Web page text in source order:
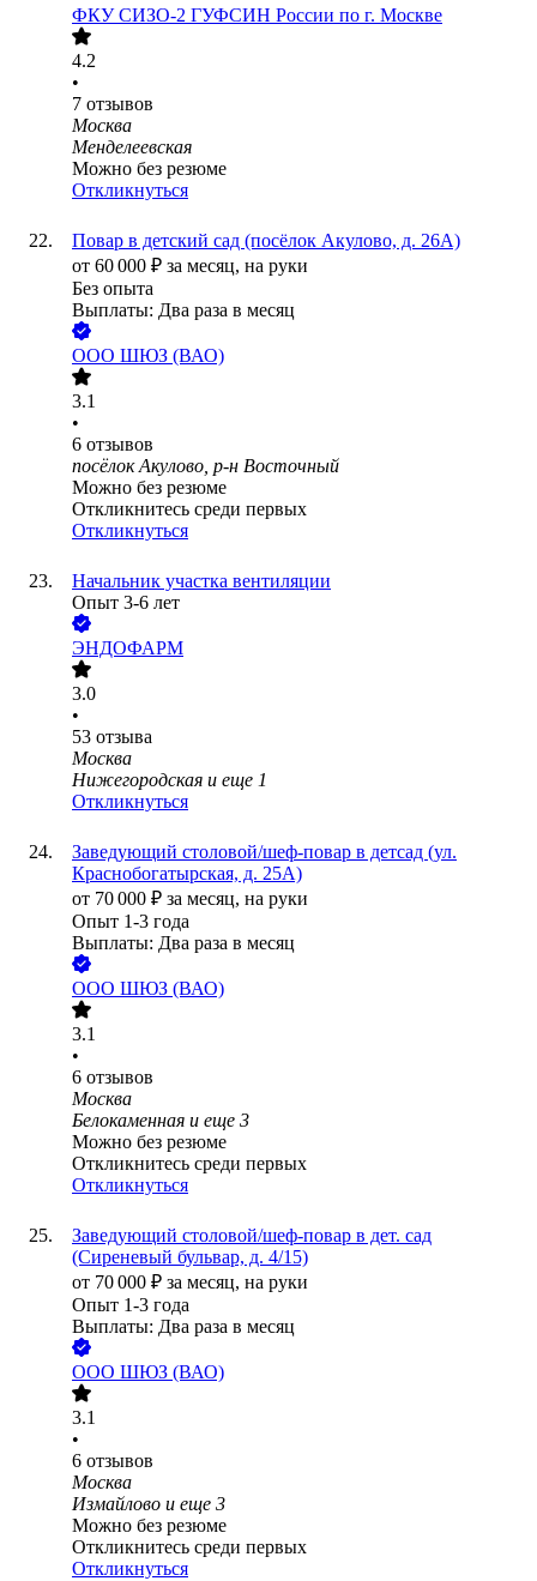
ФКУ СИЗО-2 ГУФСИН России по г. Москве
4.2
•
7 отзывов
Москва
Менделеевская
Можно без резюме
Откликнуться
Повар в детский сад (посёлок Акулово, д. 26А)
от 60 000 ₽ за месяц, на руки
Без опыта
Выплаты: Два раза в месяц
ООО ШЮЗ (ВАО)
3.1
•
6 отзывов
посёлок Акулово, р-н Восточный
Можно без резюме
Откликнитесь среди первых
Откликнуться
Начальник участка вентиляции
Опыт 3-6 лет
ЭНДОФАРМ
3.0
•
53 отзыва
Москва
Нижегородская и еще 1
Откликнуться
Заведующий столовой/шеф-повар в детсад (ул.
Краснобогатырская, д. 25А)
от 70 000 ₽ за месяц, на руки
Опыт 1-3 года
Выплаты: Два раза в месяц
ООО ШЮЗ (ВАО)
3.1
•
6 отзывов
Москва
Белокаменная и еще 3
Можно без резюме
Откликнитесь среди первых
Откликнуться
Заведующий столовой/шеф-повар в дет. сад
(Сиреневый бульвар, д. 4/15)
от 70 000 ₽ за месяц, на руки
Опыт 1-3 года
Выплаты: Два раза в месяц
ООО ШЮЗ (ВАО)
3.1
•
6 отзывов
Москва
Измайлово и еще 3
Можно без резюме
Откликнитесь среди первых
Откликнуться